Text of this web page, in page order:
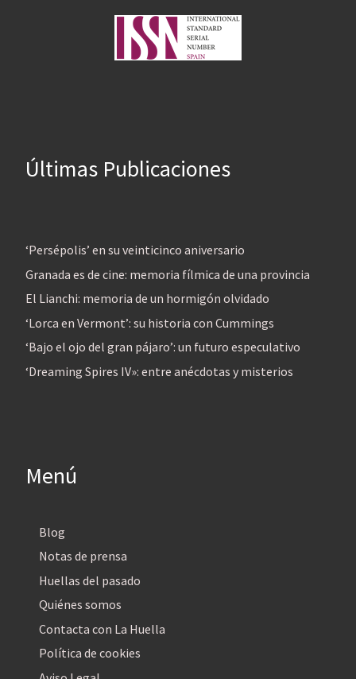
Últimas Publicaciones
‘Persépolis’ en su veinticinco aniversario
Granada es de cine: memoria fílmica de una provincia
El Lianchi: memoria de un hormigón olvidado
‘Lorca en Vermont’: su historia con Cummings
‘Bajo el ojo del gran pájaro’: un futuro especulativo
‘Dreaming Spires IV»: entre anécdotas y misterios
Menú
Blog
Notas de prensa
Huellas del pasado
Quiénes somos
Contacta con La Huella
Política de cookies